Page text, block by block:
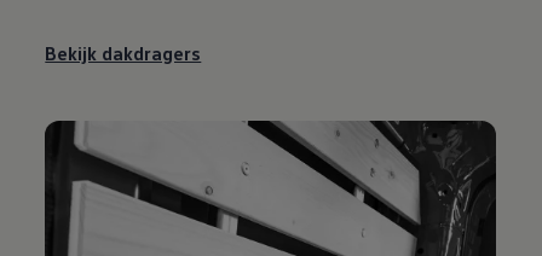
Bekijk dakdragers